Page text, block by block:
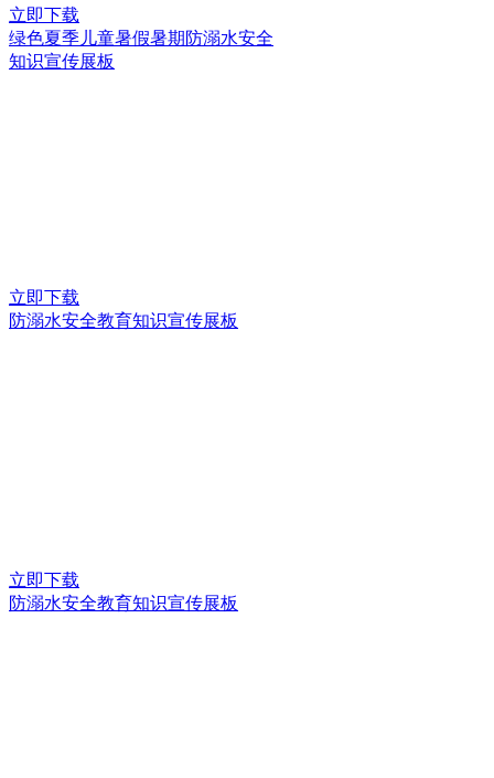
立即下载
绿色夏季儿童暑假暑期防溺水安全
知识宣传展板
立即下载
防溺水安全教育知识宣传展板
立即下载
防溺水安全教育知识宣传展板